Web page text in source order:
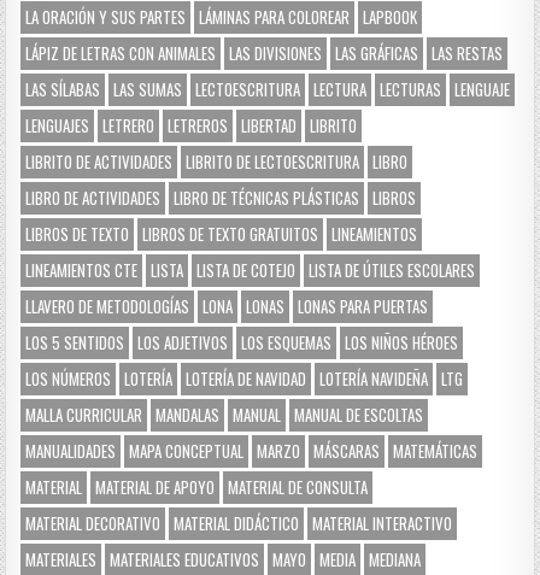
LA ORACIÓN Y SUS PARTES LÁMINAS PARA COLOREAR
LAPBOOK
LÁPIZ DE LETRAS CON ANIMALES
LAS DIVISIONES LAS GRÁFICAS
LAS RESTAS
LAS SÍLABAS
LAS SUMAS LECTOESCRITURA LECTURA LECTURAS
LENGUAJE
LENGUAJES
LETRERO LETREROS LIBERTAD
LIBRITO
LIBRITO DE ACTIVIDADES
LIBRITO DE LECTOESCRITURA LIBRO
LIBRO DE ACTIVIDADES
LIBRO DE TÉCNICAS PLÁSTICAS
LIBROS
LIBROS DE TEXTO
LIBROS DE TEXTO GRATUITOS
LINEAMIENTOS
LINEAMIENTOS CTE LISTA LISTA DE COTEJO
LISTA DE ÚTILES ESCOLARES
LLAVERO DE METODOLOGÍAS
LONA LONAS
LONAS PARA PUERTAS
LOS 5 SENTIDOS
LOS ADJETIVOS LOS ESQUEMAS
LOS NIÑOS HÉROES
LOS NÚMEROS
LOTERÍA LOTERÍA DE NAVIDAD LOTERÍA NAVIDEÑA LTG
MALLA CURRICULAR
MANDALAS MANUAL
MANUAL DE ESCOLTAS
MANUALIDADES
MAPA CONCEPTUAL MARZO MÁSCARAS
MATEMÁTICAS
MATERIAL
MATERIAL DE APOYO
MATERIAL DE CONSULTA
MATERIAL DECORATIVO
MATERIAL DIDÁCTICO
MATERIAL INTERACTIVO
MATERIALES
MATERIALES EDUCATIVOS MAYO MEDIA MEDIANA